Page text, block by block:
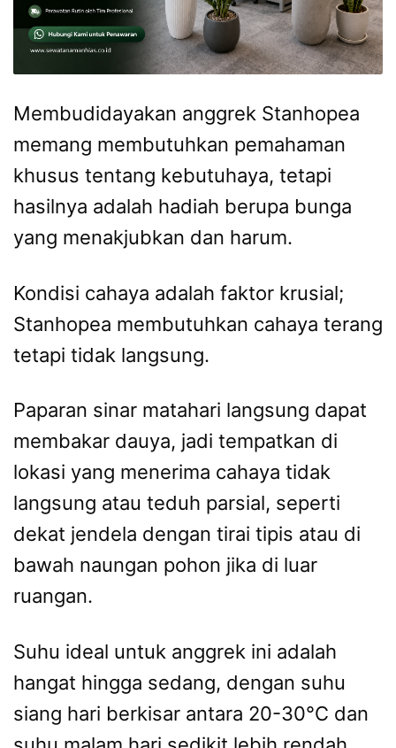
Membudidayakan anggrek Stanhopea
memang membutuhkan pemahaman
khusus tentang kebutuhaya, tetapi
hasilnya adalah hadiah berupa bunga
yang menakjubkan dan harum.
Kondisi cahaya adalah faktor krusial;
Stanhopea membutuhkan cahaya terang
tetapi tidak langsung.
Paparan sinar matahari langsung dapat
membakar dauya, jadi tempatkan di
lokasi yang menerima cahaya tidak
langsung atau teduh parsial, seperti
dekat jendela dengan tirai tipis atau di
bawah naungan pohon jika di luar
ruangan.
Suhu ideal untuk anggrek ini adalah
hangat hingga sedang, dengan suhu
siang hari berkisar antara 20-30°C dan